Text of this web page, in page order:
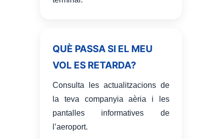
QUÈ PASSA SI EL MEU
VOL ES RETARDA?
Consulta les actualitzacions de
la teva companyia aèria i les
pantalles informatives de
l’aeroport.